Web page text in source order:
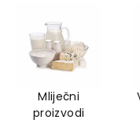
Mliječni
proizvodi